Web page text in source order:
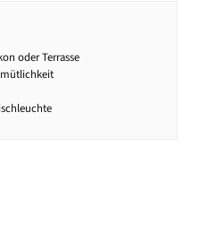
oder Terrasse